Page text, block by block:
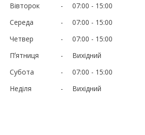
Вівторок
07:00
15:00
Середа
07:00
15:00
Четвер
07:00
15:00
Пʼятниця
Вихідний
Субота
07:00
15:00
Неділя
Вихідний